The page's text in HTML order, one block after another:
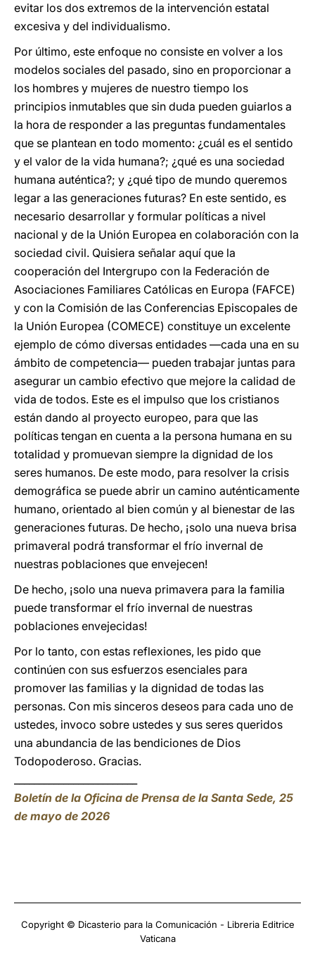
evitar los dos extremos de la intervención estatal
excesiva y del individualismo.
Por último, este enfoque no consiste en volver a los
modelos sociales del pasado, sino en proporcionar a
los hombres y mujeres de nuestro tiempo los
principios inmutables que sin duda pueden guiarlos a
la hora de responder a las preguntas fundamentales
que se plantean en todo momento: ¿cuál es el sentido
y el valor de la vida humana?; ¿qué es una sociedad
humana auténtica?; y ¿qué tipo de mundo queremos
legar a las generaciones futuras? En este sentido, es
necesario desarrollar y formular políticas a nivel
nacional y de la Unión Europea en colaboración con la
sociedad civil. Quisiera señalar aquí que la
cooperación del Intergrupo con la Federación de
Asociaciones Familiares Católicas en Europa (FAFCE)
y con la Comisión de las Conferencias Episcopales de
la Unión Europea (COMECE) constituye un excelente
ejemplo de cómo diversas entidades —cada una en su
ámbito de competencia— pueden trabajar juntas para
asegurar un cambio efectivo que mejore la calidad de
vida de todos. Este es el impulso que los cristianos
están dando al proyecto europeo, para que las
políticas tengan en cuenta a la persona humana en su
totalidad y promuevan siempre la dignidad de los
seres humanos. De este modo, para resolver la crisis
demográfica se puede abrir un camino auténticamente
humano, orientado al bien común y al bienestar de las
generaciones futuras. De hecho, ¡solo una nueva brisa
primaveral podrá transformar el frío invernal de
nuestras poblaciones que envejecen!
De hecho, ¡solo una nueva primavera para la familia
puede transformar el frío invernal de nuestras
poblaciones envejecidas!
Por lo tanto, con estas reflexiones, les pido que
continúen con sus esfuerzos esenciales para
promover las familias y la dignidad de todas las
personas. Con mis sinceros deseos para cada uno de
ustedes, invoco sobre ustedes y sus seres queridos
una abundancia de las bendiciones de Dios
Todopoderoso. Gracias.
Boletín de la Oficina de Prensa de la Santa Sede, 25
de mayo de 2026
Copyright © Dicasterio para la Comunicación - Libreria Editrice
Vaticana